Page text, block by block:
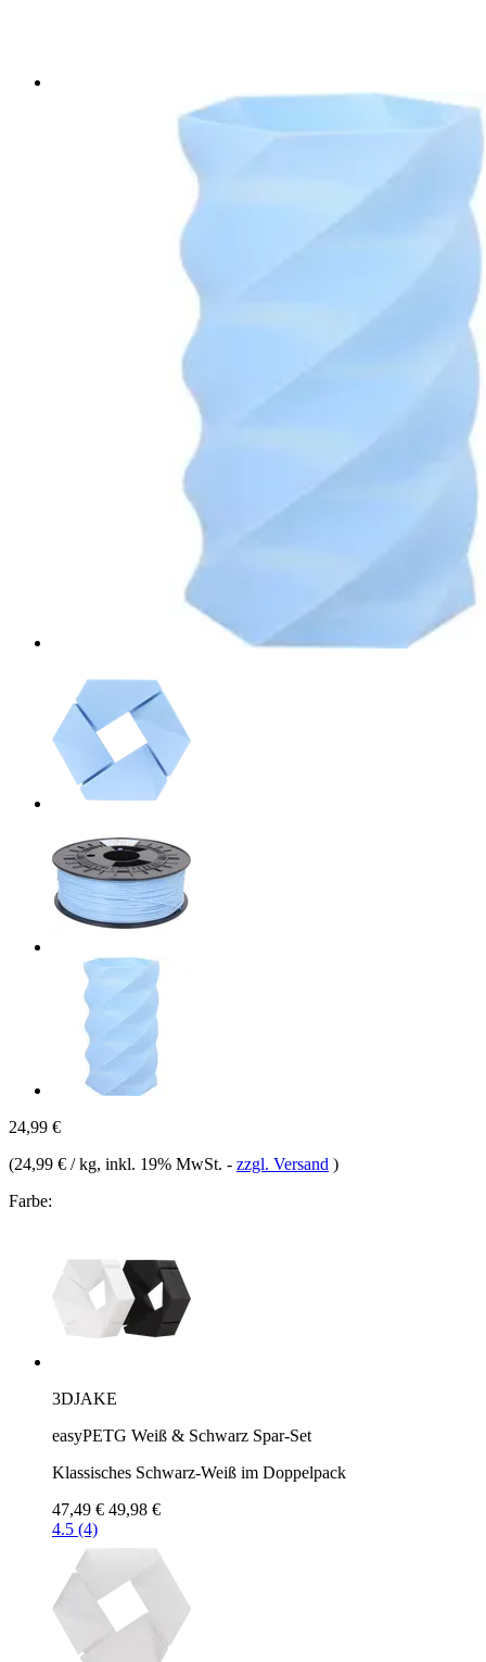
24,99 €
(24,99 € / kg, inkl. 19% MwSt. - zzgl. Versand )
Farbe:
3DJAKE
easyPETG Weiß & Schwarz Spar-Set
Klassisches Schwarz-Weiß im Doppelpack
47,49 € 49,98 €
4.5 (4)